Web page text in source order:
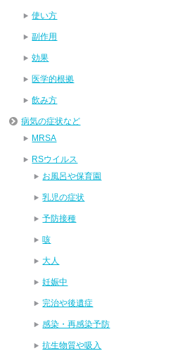
使い方
副作用
効果
医学的根拠
飲み方
病気の症状など
MRSA
RSウイルス
お風呂や保育園
乳児の症状
予防接種
咳
大人
妊娠中
完治や後遺症
感染・再感染予防
抗生物質や吸入